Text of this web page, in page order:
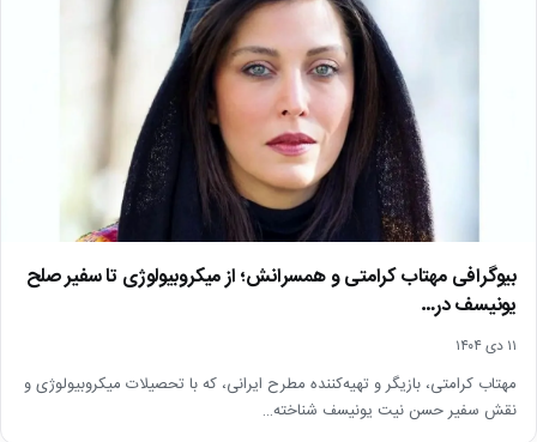
بیوگرافی مهتاب کرامتی و همسرانش؛ از میکروبیولوژی تا سفیر صلح
یونیسف در…
۱۱ دی ۱۴۰۴
مهتاب کرامتی، بازیگر و تهیه‌کننده مطرح ایرانی، که با تحصیلات میکروبیولوژی و
نقش سفیر حسن نیت یونیسف شناخته…